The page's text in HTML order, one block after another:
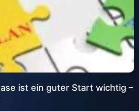
ist ein guter Start wichtig –